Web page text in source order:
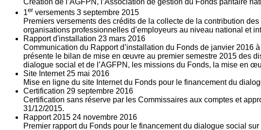
Création de l’AGFPN, l’Association de gestion du Fonds paritaire
1er versements 3 septembre 2015
Premiers versements des crédits de la collecte de la contribution
organisations professionnelles d’employeurs au niveau national et
Rapport d'installation 23 mars 2016
Communication du Rapport d’installation du Fonds de janvier 2016
présente le bilan de mise en œuvre au premier semestre 2015 des
dialogue social et de l’AGFPN, les missions du Fonds, la mise en
Site Internet 25 mai 2016
Mise en ligne du site Internet du Fonds pour le financement du
Certification 29 septembre 2016
Certification sans réserve par les Commissaires aux comptes et
31/12/2015.
Rapport 2015 24 novembre 2016
Premier rapport du Fonds pour le financement du dialogue social